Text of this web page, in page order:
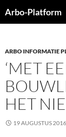
naar
Arbo-Platform
ARBO INFORMATIE
‘MET
HET
19 AUGUSTUS 2016